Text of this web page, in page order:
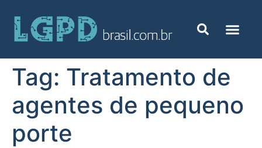
Tag: Tratamento de
agentes de pequeno
porte